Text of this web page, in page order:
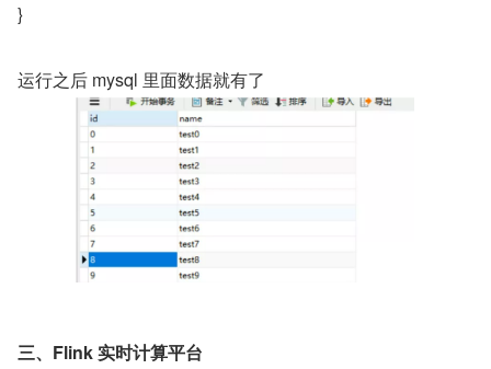
}
运行之后 mysql 里面数据就有了
三、Flink 实时计算平台